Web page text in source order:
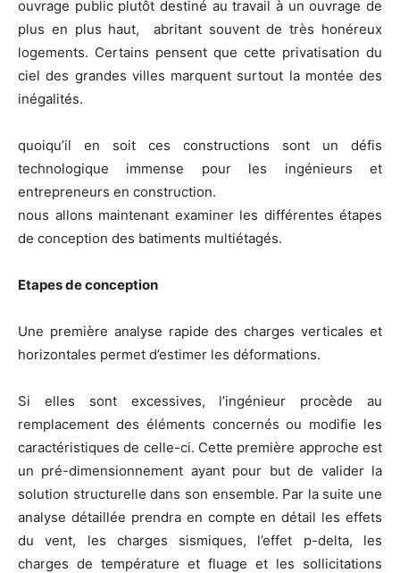
ouvrage public plutôt destiné au travail à un ouvrage de
plus en plus haut, abritant souvent de très honéreux
logements. Certains pensent que cette privatisation du
ciel des grandes villes marquent surtout la montée des
inégalités.
quoiqu’il en soit ces constructions sont un défis
technologique immense pour les ingénieurs et
entrepreneurs en construction.
nous allons maintenant examiner les différentes étapes
de conception des batiments multiétagés.
Etapes de conception
Une première analyse rapide des charges verticales et
horizontales permet d’estimer les déformations.
Si elles sont excessives, l’ingénieur procède au
remplacement des éléments concernés ou modifie les
caractéristiques de celle-ci. Cette première approche est
un pré-dimensionnement ayant pour but de valider la
solution structurelle dans son ensemble. Par la suite une
analyse détaillée prendra en compte en détail les effets
du vent, les charges sismiques, l’effet p-delta, les
charges de température et fluage et les sollicitations